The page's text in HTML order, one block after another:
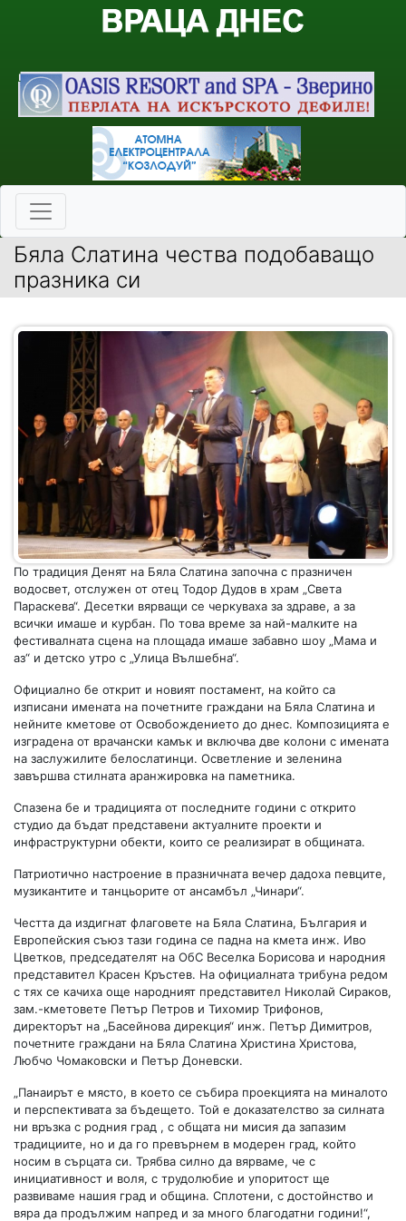
Бяла Слатина чества подобаващо
празника си
По традиция Денят на Бяла Слатина започна с празничен
водосвет, отслужен от отец Тодор Дудов в храм „Света
Параскева“. Десетки вярващи се черкуваха за здраве, а за
всички имаше и курбан. По това време за най-малките на
фестивалната сцена на площада имаше забавно шоу „Мама и
аз“ и детско утро с „Улица Вълшебна“.
Официално бе открит и новият постамент, на който са
изписани имената на почетните граждани на Бяла Слатина и
нейните кметове от Освобождението до днес. Композицията е
изградена от врачански камък и включва две колони с имената
на заслужилите белослатинци. Осветление и зеленина
завършва стилната аранжировка на паметника.
Спазена бе и традицията от последните години с открито
студио да бъдат представени актуалните проекти и
инфраструктурни обекти, които се реализират в общината.
Патриотично настроение в празничната вечер дадоха певците,
музикантите и танцьорите от ансамбъл „Чинари“.
Честта да издигнат флаговете на Бяла Слатина, България и
Европейския съюз тази година се падна на кмета инж. Иво
Цветков, председателят на ОбС Веселка Борисова и народния
представител Красен Кръстев. На официалната трибуна редом
с тях се качиха още народният представител Николай Сираков,
зам.-кметовете Петър Петров и Тихомир Трифонов,
директорът на „Басейнова дирекция“ инж. Петър Димитров,
почетните граждани на Бяла Слатина Христина Христова,
Любчо Чомаковски и Петър Доневски.
„Панаирът е място, в което се събира проекцията на миналото
и перспективата за бъдещето. Той е доказателство за силната
ни връзка с родния град , с общата ни мисия да запазим
традициите, но и да го превърнем в модерен град, който
носим в сърцата си. Трябва силно да вярваме, че с
инициативност и воля, с трудолюбие и упоритост ще
развиваме нашия град и община. Сплотени, с достойнство и
вяра да продължим напред и за много благодатни години!“,